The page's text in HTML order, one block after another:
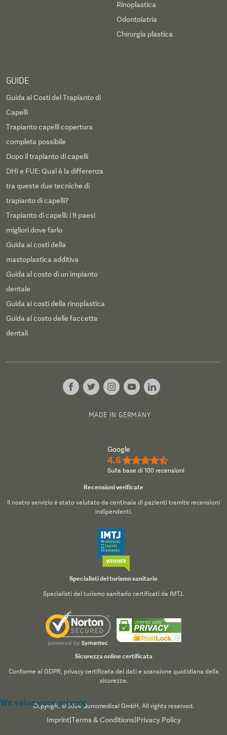
Rinoplastica
Odontoiatria
Chirurgia plastica
GUIDE
Guida ai Costi del Trapianto di
Capelli
Trapianto capelli copertura
completa possibile
Dopo il trapianto di capelli
DHI e FUE: Qual è la differenza
tra queste due tecniche di
trapianto di capelli?
Trapianto di capelli: i 9 paesi
migliori dove farlo
Guida ai costi della
mastoplastica additiva
Guida al costo di un impianto
dentale
Guida ai costi della rinoplastica
Guida al costo delle faccette
dentali
MADE IN GERMANY
Google
4.6 ★★★★½
Sulla base di 100 recensioni
Recensioni verificate
Il nostro servizio è stato valutato da centinaia di pazienti tramite recensioni
indipendenti.
Specialisti del turismo sanitario
Specialisti del turismo sanitario certificati da IMTJ.
Sicurezza online certificata
Conforme al GDPR, privacy certificata dei dati e scansione quotidiana della
sicurezza.
Copyright © 2024 Qunomedical GmbH. All rights reserved.
Imprint| Terms & Conditions Privacy Policy
We value your privacy
We use cookies to enhance your browsing experience,